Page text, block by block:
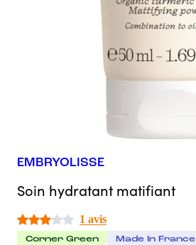
EMBRYOLISSE
Soin hydratant matifiant
1 avis
Corner Green Made In France